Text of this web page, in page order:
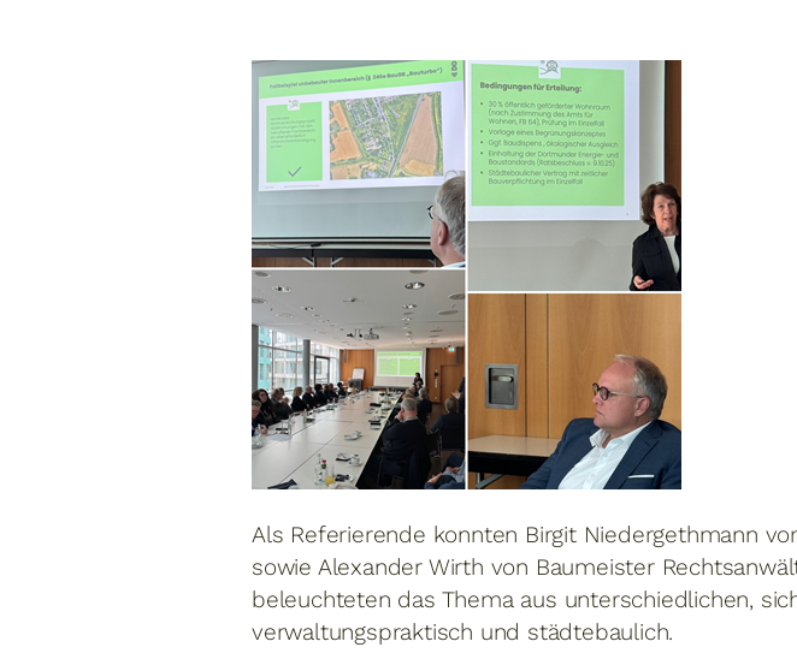
Als Referierende konnten Birgit Niedergethmann
sowie Alexander Wirth von Baumeister
beleuchteten das Thema aus unterschiedlichen,
verwaltungspraktisch und städtebaulich.